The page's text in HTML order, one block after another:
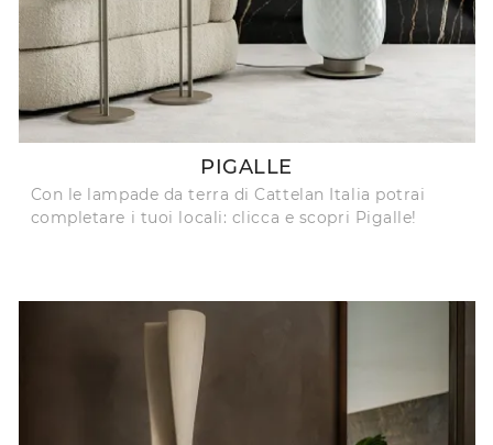
PIGALLE
Con le lampade da terra di Cattelan Italia potrai
completare i tuoi locali: clicca e scopri Pigalle!